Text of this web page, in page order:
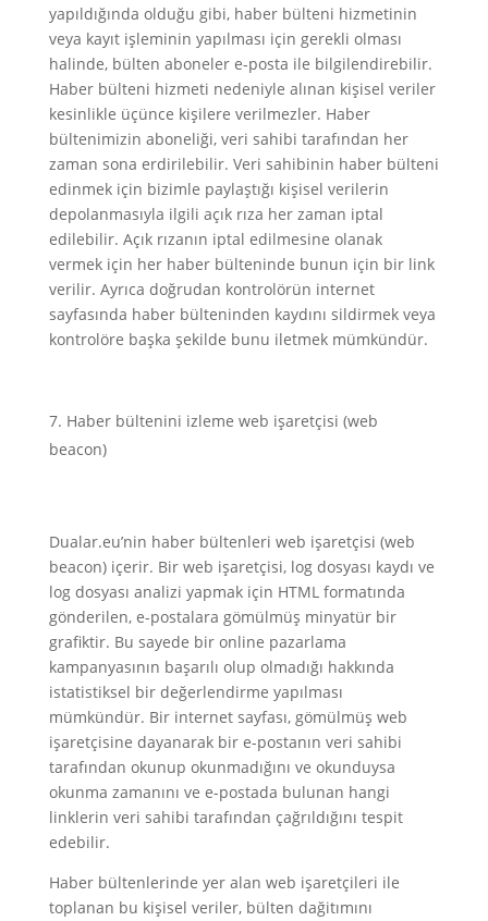
yapıldığında olduğu gibi, haber bülteni hizmetinin
veya kayıt işleminin yapılması için gerekli olması
halinde, bülten aboneler e-posta ile bilgilendirebilir.
Haber bülteni hizmeti nedeniyle alınan kişisel veriler
kesinlikle üçünce kişilere verilmezler. Haber
bültenimizin aboneliği, veri sahibi tarafından her
zaman sona erdirilebilir. Veri sahibinin haber bülteni
edinmek için bizimle paylaştığı kişisel verilerin
depolanmasıyla ilgili açık rıza her zaman iptal
edilebilir. Açık rızanın iptal edilmesine olanak
vermek için her haber bülteninde bunun için bir link
verilir. Ayrıca doğrudan kontrolörün internet
sayfasında haber bülteninden kaydını sildirmek veya
kontrolöre başka şekilde bunu iletmek mümkündür.
Haber bültenini izleme web işaretçisi (web
beacon)
Dualar.eu’nin haber bültenleri web işaretçisi (web
beacon) içerir. Bir web işaretçisi, log dosyası kaydı ve
log dosyası analizi yapmak için HTML formatında
gönderilen, e-postalara gömülmüş minyatür bir
grafiktir. Bu sayede bir online pazarlama
kampanyasının başarılı olup olmadığı hakkında
istatistiksel bir değerlendirme yapılması
mümkündür. Bir internet sayfası, gömülmüş web
işaretçisine dayanarak bir e-postanın veri sahibi
tarafından okunup okunmadığını ve okunduysa
okunma zamanını ve e-postada bulunan hangi
linklerin veri sahibi tarafından çağrıldığını tespit
edebilir.
Haber bültenlerinde yer alan web işaretçileri ile
toplanan bu kişisel veriler, bülten dağitımını